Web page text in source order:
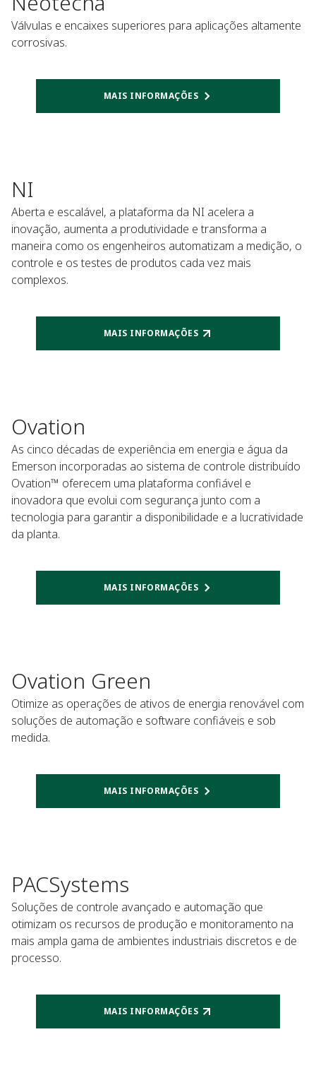
Válvulas e encaixes superiores para aplicações altamente
corrosivas.
MAIS INFORMAÇÕES
NI
Aberta e escalável, a plataforma da NI acelera a
inovação, aumenta a produtividade e transforma a
maneira como os engenheiros automatizam a medição, o
controle e os testes de produtos cada vez mais
complexos.
MAIS INFORMAÇÕES
Ovation
As cinco décadas de experiência em energia e água da
Emerson incorporadas ao sistema de controle distribuído
Ovation™ oferecem uma plataforma confiável e
inovadora que evolui com segurança junto com a
tecnologia para garantir a disponibilidade e a lucratividade
da planta.​​​​
MAIS INFORMAÇÕES
Ovation Green
Otimize as operações de ativos de energia renovável com
soluções de automação e software confiáveis e sob
medida.
MAIS INFORMAÇÕES
PACSystems
Soluções de controle avançado e automação que
otimizam os recursos de produção e monitoramento na
mais ampla gama de ambientes industriais discretos e de
processo.
MAIS INFORMAÇÕES